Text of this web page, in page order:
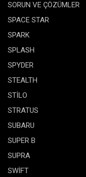
SORUN VE ÇÖZÜMLER
SPACE STAR
SPARK
SPLASH
SPYDER
STEALTH
STİLO
STRATUS
SUBARU
SUPER B
SUPRA
SWİFT